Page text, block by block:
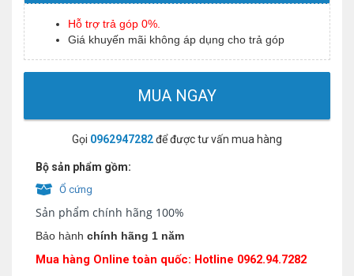
Hỗ trợ trả góp 0%.
Giá khuyến mãi không áp dụng cho trả góp
MUA NGAY
Gọi 0962947282để được tư vấn mua hàng
Bộ sản phẩm gồm:
Ổ cứng
Sản phẩm chính hãng 100%
Bảo hành chính hãng 1 năm
Mua hàng Online toàn quốc: Hotline 0962.94.7282